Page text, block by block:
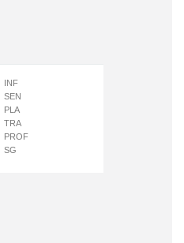
INF
SEN
PLA
TRA
PROF
SG